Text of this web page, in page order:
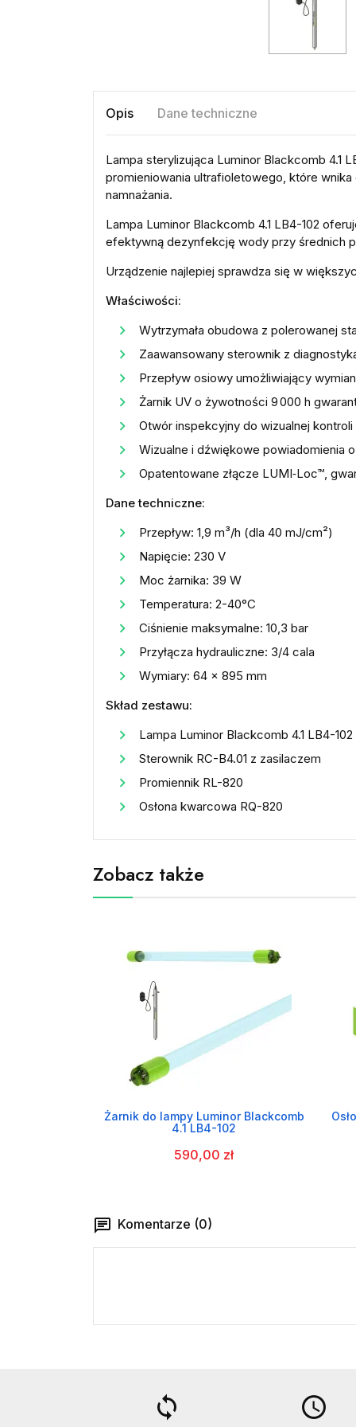
Opis Dane techniczne
Lampa sterylizująca Luminor Blackcomb 4.1
promieniowania ultrafioletowego, które
namnażania.
Lampa Luminor Blackcomb 4.1 LB4-102
efektywną dezynfekcję wody przy średnich
Urządzenie najlepiej sprawdza się w
Właściwości:
Wytrzymała obudowa z polerowanej
Zaawansowany sterownik z
Przepływ osiowy umożliwiający
Żarnik UV o żywotności 9 000 h
Otwór inspekcyjny do wizualnej
Wizualne i dźwiękowe powiadomienia
Opatentowane złącze LUMI‑Loc™,
Dane techniczne:
Przepływ: 1,9 m³/h (dla 40 mJ/cm²)
Napięcie: 230 V
Moc żarnika: 39 W
Temperatura: 2-40°C
Ciśnienie maksymalne: 10,3 bar
Przyłącza hydrauliczne: 3/4 cala
Wymiary: 64 x 895 mm
Skład zestawu:
Lampa Luminor Blackcomb 4.1 LB4-102
Sterownik RC-B4.01 z zasilaczem
Promiennik RL-820
Osłona kwarcowa RQ-820
Zobacz także
Żarnik do lampy Luminor Blackcomb
4.1 LB4-102
590,00 zł
Komentarze (0)
loop access_time